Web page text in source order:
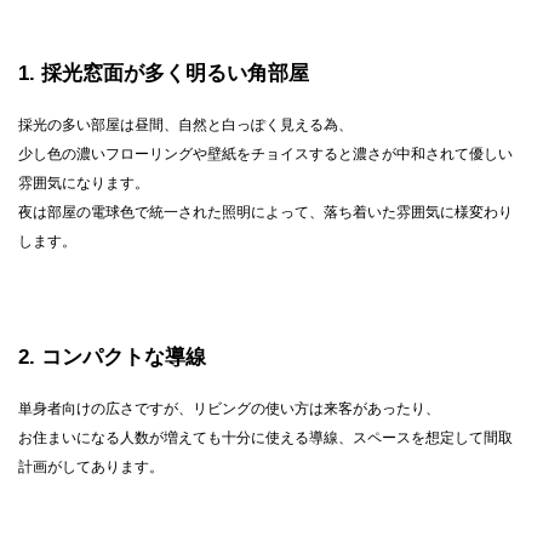
1 採光窓面が多く明るい角部屋
採光の多い部屋は昼間、自然と白っぽく見える為、
少し色の濃いフローリングや壁紙をチョイスすると濃さが中和されて優しい
雰囲気になります。
夜は部屋の電球色で統一された照明によって、落ち着いた雰囲気に様変わり
します。
2 コンパクトな導線
単身者向けの広さですが、リビングの使い方は来客があったり、
お住まいになる人数が増えても十分に使える導線、スペースを想定して間取
計画がしてあります。